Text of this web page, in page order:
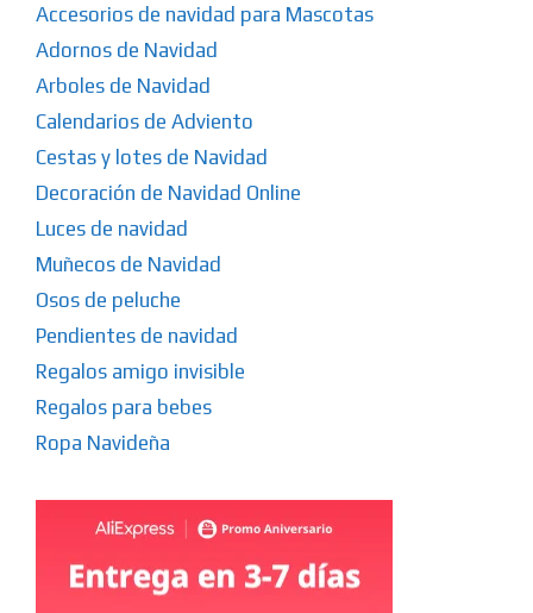
Accesorios de navidad para Mascotas
Adornos de Navidad
Arboles de Navidad
Calendarios de Adviento
Cestas y lotes de Navidad
Decoración de Navidad Online
Luces de navidad
Muñecos de Navidad
Osos de peluche
Pendientes de navidad
Regalos amigo invisible
Regalos para bebes
Ropa Navideña